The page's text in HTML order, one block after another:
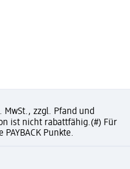
MwSt., zzgl. Pfand und
ist nicht rabattfähig.(#) Für
Punkte.